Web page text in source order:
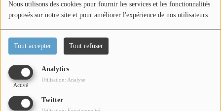
Nous utilisons des cookies pour fournir les services et les fonctionnalités
proposés sur notre site et pour améliorer l'expérience de nos utilisateurs.
Tout accepter Tout refuser
Analytics
Activé
Utilisation: Analyse
Twitter
Podcasts
Jeu concours
Dans ce nouvel épisode des 4èmes Rencontres du Spatial,
rencontre avec Laurent Malassine (Alpha-X). Questions /
réponses sont au programme de cette interview.